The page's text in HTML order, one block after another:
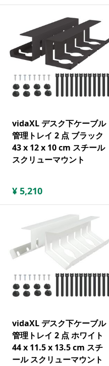
vidaXL デスク下ケーブル
管理トレイ 2 点 ブラック
43 x 12 x 10 cm スチール
スクリューマウント
¥ 5,210
vidaXL デスク下ケーブル
管理トレイ 2 点 ホワイト
44 x 11.5 x 13.5 cm スチ
ール スクリューマウント